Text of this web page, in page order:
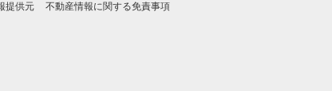
提供元 不動産情報に関する免責事項